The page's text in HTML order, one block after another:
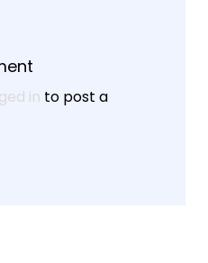
in to post a